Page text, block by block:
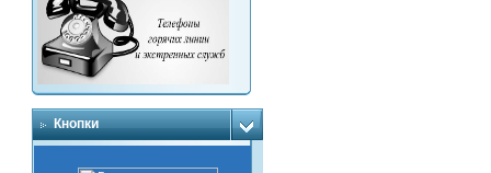
Кнопки